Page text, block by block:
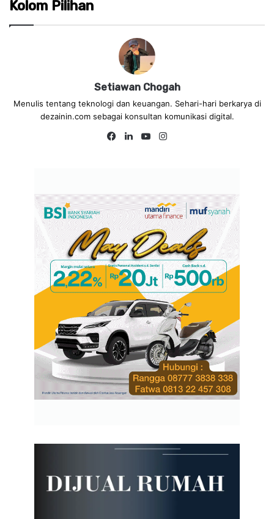
Kolom Pilihan
Setiawan Chogah
Menulis tentang teknologi dan keuangan. Sehari-hari berkarya di
dezainin.com sebagai konsultan komunikasi digital.
Fa
Lin
Yo